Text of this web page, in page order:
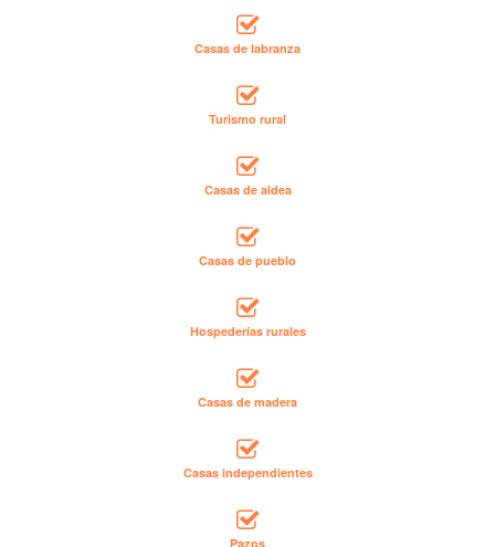
Casas de labranza
Turismo rural
Casas de aldea
Casas de pueblo
Hospederías rurales
Casas de madera
Casas independientes
Pazos